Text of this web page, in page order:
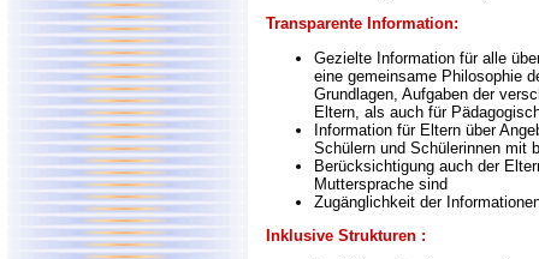
Transparente Information:
Gezielte Information für alle
eine gemeinsame Philosophie
Grundlagen, Aufgaben der
Eltern, als auch für
Information für Eltern über
Schülern und Schülerinnen mit
Berücksichtigung auch der
Muttersprache sind
Zugänglichkeit der
Inklusive Strukturen :